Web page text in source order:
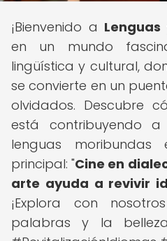
¡Bienvenido a
en un mundo
lingüística y cultural,
se convierte en un
olvidados. Descubre
está contribuyendo
lenguas moribundas
principal: "Cine en
arte ayuda a revivir
¡Explora con
palabras y la